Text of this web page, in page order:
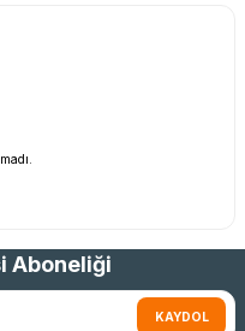
Aboneliği
KAYDOL